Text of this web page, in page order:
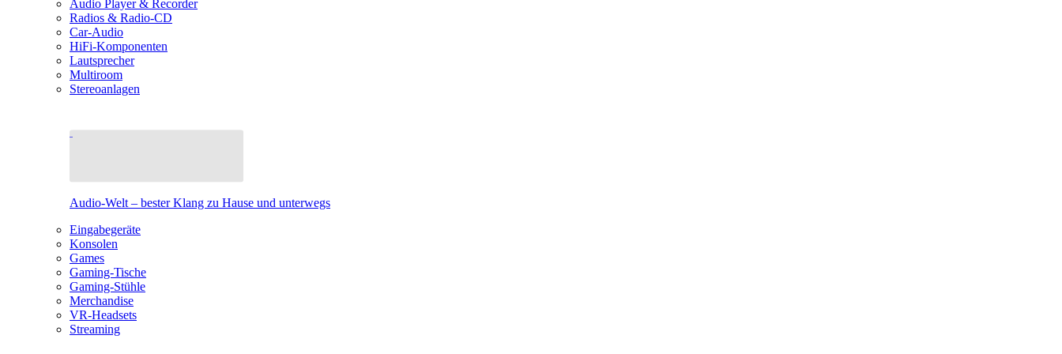
Audio Player & Recorder
Radios & Radio-CD
Car-Audio
HiFi-Komponenten
Lautsprecher
Multiroom
Stereoanlagen
Audio-Welt – bester Klang zu Hause und unterwegs
Eingabegeräte
Konsolen
Games
Gaming-Tische
Gaming-Stühle
Merchandise
VR-Headsets
Streaming